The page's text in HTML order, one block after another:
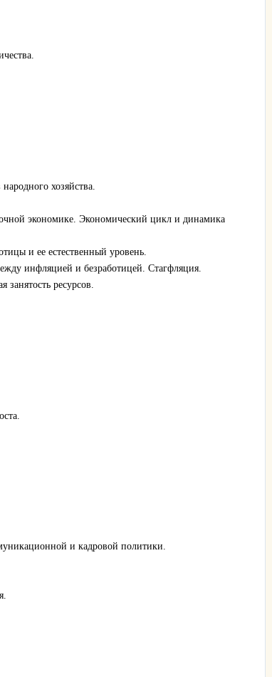
хозяйства.
экономике. Экономический цикл и динамика
и ее естественный уровень.
инфляцией и безработицей. Стагфляция.
ресурсов.
и кадровой политики.